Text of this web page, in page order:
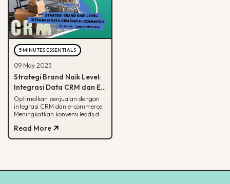
5 MINUTES ESSENTIALS
09 May 2025
Strategi Brand Naik Level:
Integrasi Data CRM dan E-
commerce
Optimalkan penjualan dengan
integrasi CRM dan e-commerce.
Meningkatkan konversi leads dan
terarah
Read More